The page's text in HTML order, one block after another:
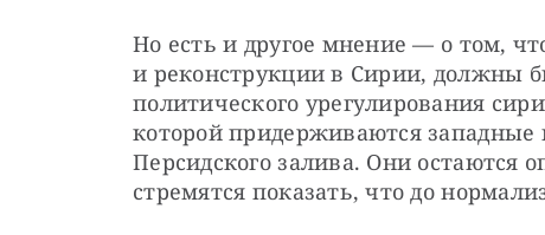
Но есть и другое мнение — о том,
и реконструкции в Сирии, должны
политического урегулирования
которой придерживаются западные
Персидского залива. Они остаются
стремятся показать, что до